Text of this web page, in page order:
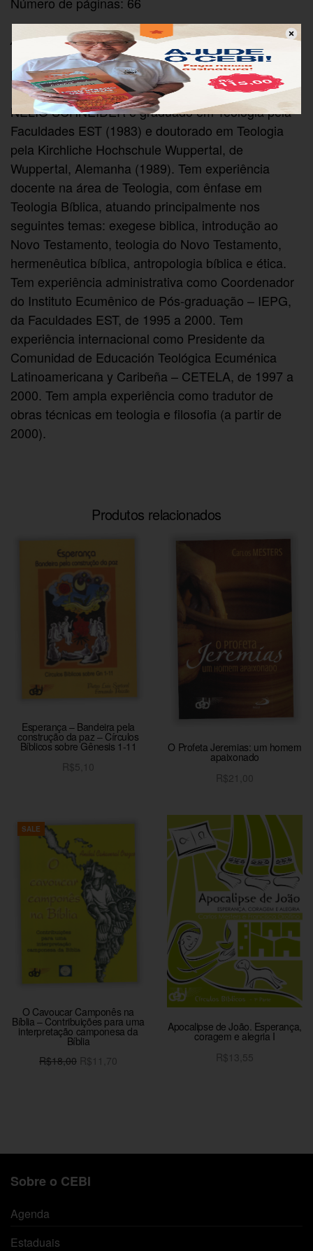
Autoria/Organização
Nélio Schneider
NÉLIO SCHNEIDER é graduado em Teologia pela
Faculdades EST (1983) e doutorado em Teologia
pela Kirchliche Hochschule Wuppertal, de
Wuppertal, Alemanha (1989). Tem experiência
docente na área de Teologia, com ênfase em
Teologia Bíblica, atuando principalmente nos
seguintes temas: exegese biblica, introdução ao
Novo Testamento, teologia do Novo Testamento,
hermenêutica bíblica, antropologia bíblica e ética.
Tem experiência administrativa como Coordenador
do Instituto Ecumênico de Pós-graduação – IEPG,
da Faculdades EST, de 1995 a 2000. Tem
experiência internacional como Presidente da
Comunidad de Educación Teológica Ecuménica
Latinoamericana y Caribeña – CETELA, de 1997 a
2000. Tem ampla experiência como tradutor de
obras técnicas em teologia e filosofia (a partir de
2000).
Produtos relacionados
Esperança – Bandeira pela
construção da paz – Círculos
Bíblicos sobre Gênesis 1-11
R$5,10
O Profeta Jeremias: um homem
apaixonado
R$21,00
SALE
O Cavoucar Camponês na
Bíblia – Contribuições para uma
interpretação camponesa da
Bíblia
R$18,00 O preço
R$ 11,70
Apocalipse de João. Esperança,
coragem e alegria I
R$ 13,55
Sobre o CEBI
Agenda
Estaduais